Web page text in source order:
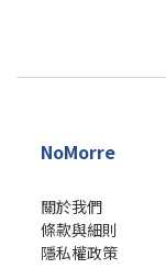
NoMorre
關於我們
條款與細則
隱私權政策